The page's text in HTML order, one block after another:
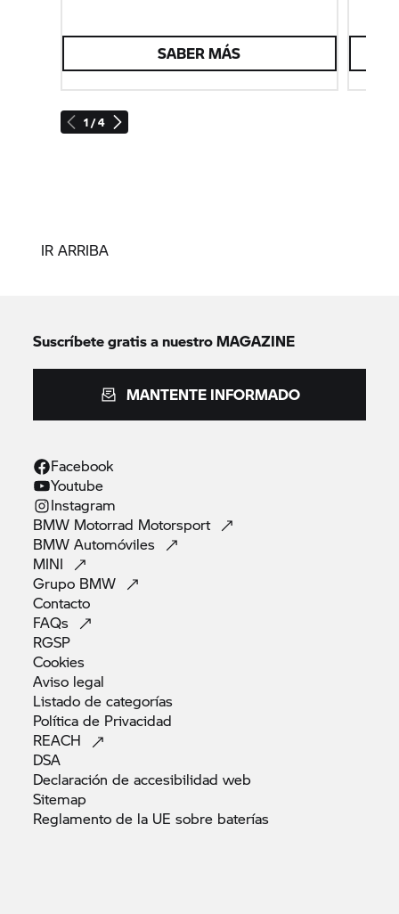
1 / 4
SABER MÁS
IR ARRIBA
Suscríbete gratis a nuestro MAGAZINE
MANTENTE INFORMADO
Facebook
Youtube
Instagram
BMW Motorrad Motorsport
BMWAutomóviles
MINI
Grupo BMW
Contacto
FAQs
RGSP
Cookies
Aviso legal
Listado decategorías
Política de Privacidad
REACH
DSA
Declaración de accesibilidadweb
Sitemap
Reglamento de la UE sobre baterías